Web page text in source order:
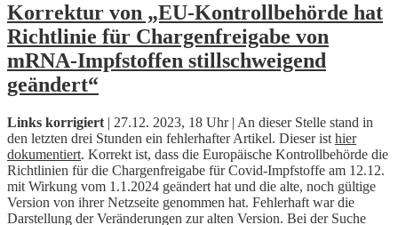
Korrektur von „EU-Kontrollbehörde hat
Richtlinie für Chargenfreigabe von
mRNA-Impfstoffen stillschweigend
geändert“
Links korrigiert | 27.12. 2023, 18 Uhr | An dieser Stelle stand in
den letzten drei Stunden ein fehlerhafter Artikel. Dieser ist hier
dokumentiert. Korrekt ist, dass die Europäische Kontrollbehörde die
Richtlinien für die Chargenfreigabe für Covid-Impfstoffe am 12.12.
mit Wirkung vom 1.1.2024 geändert hat und die alte, noch gültige
Version von ihrer Netzseite genommen hat. Fehlerhaft war die
Darstellung der Veränderungen zur alten Version. Bei der Suche